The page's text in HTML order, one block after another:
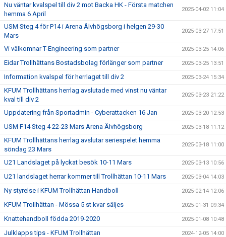
Nu väntar kvalspel till div 2 mot Backa HK - Första matchen
hemma 6 April
2025-04-02 11:04
USM Steg 4 för P14 i Arena Älvhögsborg i helgen 29-30
Mars
2025-03-27 17:51
Vi välkomnar T-Engineering som partner 2025-03-25 14:06
Eidar Trollhättans Bostadsbolag förlänger som partner 2025-03-25 13:51
Information kvalspel för herrlaget till div 2 2025-03-24 15:34
KFUM Trollhättans herrlag avslutade med vinst nu väntar
kval till div 2
2025-03-23 21:22
Uppdatering från Sportadmin - Cyberattacken 16 Jan 2025-03-20 12:53
USM F14 Steg 4 22-23 Mars Arena Älvhögsborg 2025-03-18 11:12
KFUM Trollhättans herrlag avslutar seriespelet hemma
söndag 23 Mars
2025-03-18 11:00
U21 Landslaget på lyckat besök 10-11 Mars 2025-03-13 10:56
U21 landslaget herrar kommer till Trollhättan 10-11 Mars 2025-03-04 14:03
Ny styrelse i KFUM Trollhättan Handboll 2025-02-14 12:06
KFUM Trollhättan - Mössa 5 st kvar säljes 2025-01-31 09:34
Knattehandboll födda 2019-2020 2025-01-08 10:48
Julklapps tips - KFUM Trollhättan 2024-12-05 14:00